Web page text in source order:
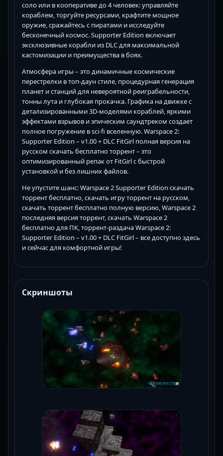
соло или в кооперативе до 4 человек: управляйте
кораблем, торгуйте ресурсами, крафтите мощное
оружие, сражайтесь с пиратами и исследуйте
бесконечный космос. Supporter Edition включает
эксклюзивные корабли из DLC для максимальной
кастомизации и преимущества в боях.
Атмосфера игры – это динамичные космические
перестрелки в топ-даун стиле, процедурная генерация
планет и станций для невероятной реиграбельности,
тонны лута и глубокая прокачка. Графика на движке с
детализированными 3D-моделями кораблей, яркими
эффектами взрывов и эпическим саундтреком создает
полное погружение в sci-fi вселенную. Warspace 2:
Supporter Edition – v1.00 + DLC FitGirl полная версия на
русском скачать бесплатно торрент – это
оптимизированный репак от FitGirl с быстрой
установкой и без лишних файлов.
Не упустите шанс: Warspace 2 Supporter Edition скачать
торрент бесплатно, скачать игру торрент на русском,
скачать торрент бесплатно полную версию, Warspace 2
последняя версия торрент, скачать Warspace 2
бесплатно для ПК, торрент-раздача Warspace 2:
Supporter Edition – v1.00 + DLC FitGirl – все доступно здесь
и сейчас для комфортной игры!
Скриншоты